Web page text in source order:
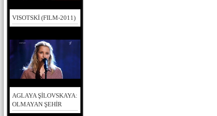
VISOTSKİ (FILM-2011)
AGLAYA ŞİLOVSKAYA:
OLMAYAN ŞEHİR